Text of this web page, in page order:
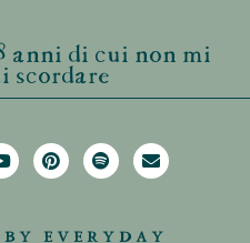
anni di cui non mi
scordare
EVERYDAY